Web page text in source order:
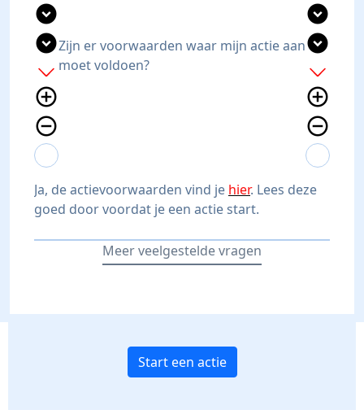
expand_circle_down
expand_circle_down
add
add_circle_outline
remove_circle_outline
expand_more
expand_less
Zijn er voorwaarden waar mijn actie aan
moet voldoen?
expand_circle_down
expand_circle_down
add
add_circle_outline
remove_circle_outline
expand_more
expand_less
Ja, de actievoorwaarden vind je hier. Lees deze
goed door voordat je een actie start.
Meer veelgestelde vragen
Start een actie